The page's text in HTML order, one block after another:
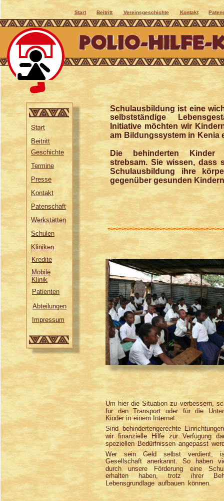
Start Beitritt Vereinsgeschichte Kontakt
Beitritt
Geschichte
Termine
Presse
Kontakt
Patenschaft
Werkstätten
Schulen
Kliniken
Kredite
Impressum
Um hier die Situation zu verbessern,
für den Transport oder für die
Kinder in einem Internat.
Sind behindertengerechte
wir finanzielle Hilfe zur Verfügung
speziellen Bedürfnissen angepasst
Wer sein Geld selbst verdient,
Gesellschaft anerkannt. So haben
durch unsere Förderung eine
erhalten haben, trotz ihrer
Lebensgrundlage aufbauen können.
Schulausbildung ist eine
selbstständige
Initiative möchten wir
am Bildungssystem in Kenia
Die behinderten
strebsam. Sie wissen, dass
Schulausbildung ihre
gegenüber gesunden
Mobile
Klinik
Patienten
Abteilungen